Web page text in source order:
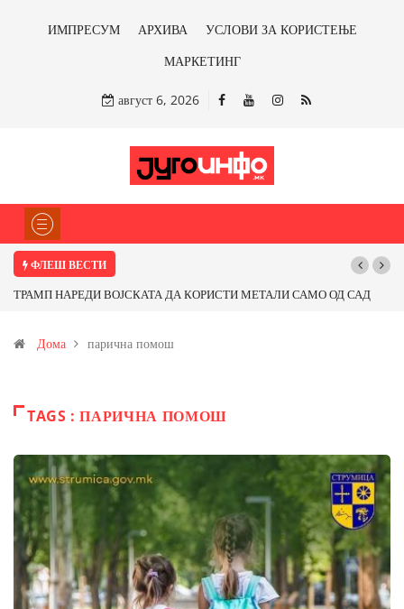
ИМПРЕСУМ АРХИВА
УСЛОВИ ЗА КОРИСТЕЊЕ
МАРКЕТИНГ
август 6, 2026
ФЛЕШ ВЕСТИ
НАРЕДИ ВОЈСКАТА ДА КОРИСТИ МЕТАЛИ САМО ОД САД
и со антимонот?
Почнува
Дома парична помош
TAGS : ПАРИЧНА ПОМОШ